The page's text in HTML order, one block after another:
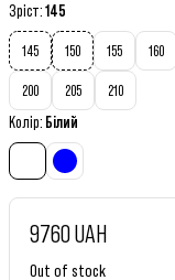
Зріст:145
145 150 155 160
200 205 210
Колір: Білий
9760 UAH
Out of stock